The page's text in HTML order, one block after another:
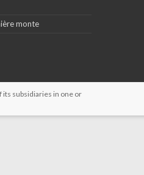
monte
its subsidiaries in one or